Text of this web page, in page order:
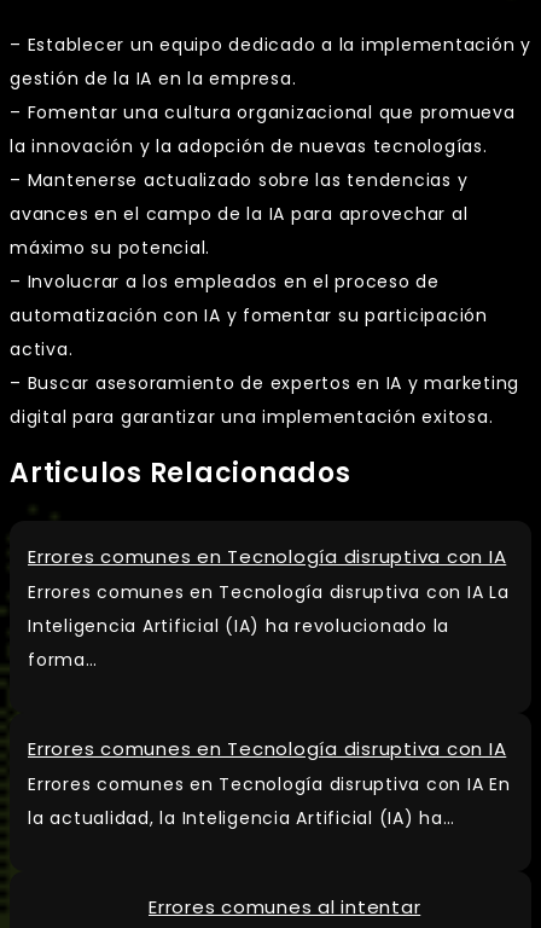
– Establecer un equipo dedicado a la implementación y
gestión de la IA en la empresa.
– Fomentar una cultura organizacional que promueva
la innovación y la adopción de nuevas tecnologías.
– Mantenerse actualizado sobre las tendencias y
avances en el campo de la IA para aprovechar al
máximo su potencial.
– Involucrar a los empleados en el proceso de
automatización con IA y fomentar su participación
activa.
– Buscar asesoramiento de expertos en IA y marketing
digital para garantizar una implementación exitosa.
Articulos Relacionados
Errores comunes en Tecnología disruptiva con IA
Errores comunes en Tecnología disruptiva con IA La
Inteligencia Artificial (IA) ha revolucionado la
forma…
Errores comunes en Tecnología disruptiva con IA
Errores comunes en Tecnología disruptiva con IA En
la actualidad, la Inteligencia Artificial (IA) ha…
Errores comunes al intentar